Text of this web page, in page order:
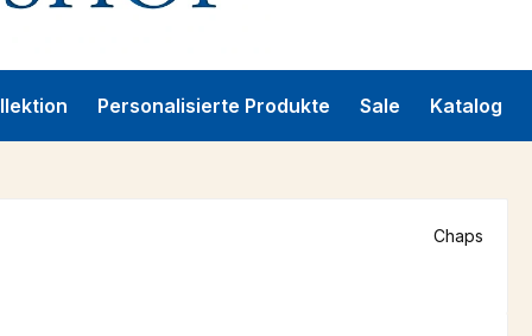
Personalisierte Produkte Sale Katalog
Chaps